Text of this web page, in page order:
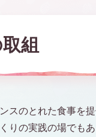
組
スのとれた食事を
りの実践の場でも